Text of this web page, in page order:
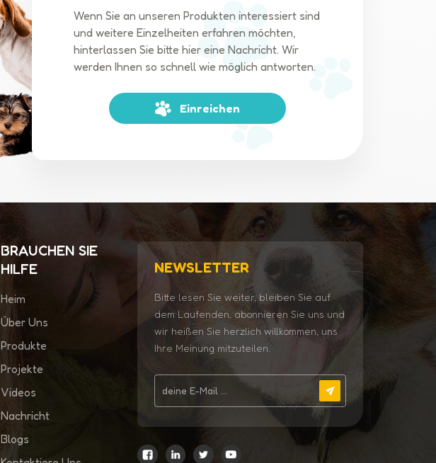
Wenn Sie an unseren Produkten interessiert sind
und weitere Einzelheiten erfahren möchten,
hinterlassen Sie bitte hier eine Nachricht. Wir
werden Ihnen so schnell wie möglich antworten.
Einreichen
BRAUCHEN SIE
HILFE
Heim
Über Uns
Produkte
Projekte
Videos
Nachricht
Blogs
NEWSLETTER
Bitte lesen Sie weiter, bleiben Sie auf
dem Laufenden, abonnieren Sie uns und
wir heißen Sie herzlich willkommen, uns
Ihre Meinung mitzuteilen.